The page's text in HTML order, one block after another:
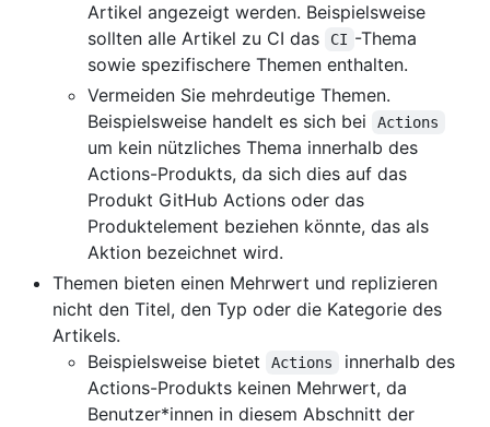
Artikel angezeigt werden. Beispielsweise
sollten alle Artikel zu CI das
CI -Thema
sowie spezifischere Themen enthalten.
Vermeiden Sie mehrdeutige Themen.
Beispielsweise handelt es sich bei
Actions
um kein nützliches Thema innerhalb des
Actions-Produkts, da sich dies auf das
Produkt GitHub Actions oder das
Produktelement beziehen könnte, das als
Aktion bezeichnet wird.
Themen bieten einen Mehrwert und replizieren
nicht den Titel, den Typ oder die Kategorie des
Artikels.
Beispielsweise bietet
Actions
innerhalb des
Actions-Produkts keinen Mehrwert, da
Benutzer*innen in diesem Abschnitt der